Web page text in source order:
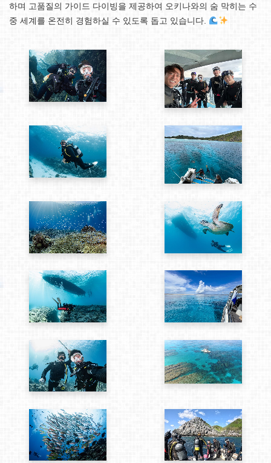
하며 고품질의 가이드 다이빙을 제공하여 오키나와의 숨 막히는 수
중 세계를 온전히 경험하실 수 있도록 돕고 있습니다.